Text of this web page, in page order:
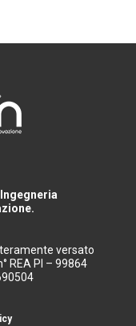
versato
REA PI – 99864